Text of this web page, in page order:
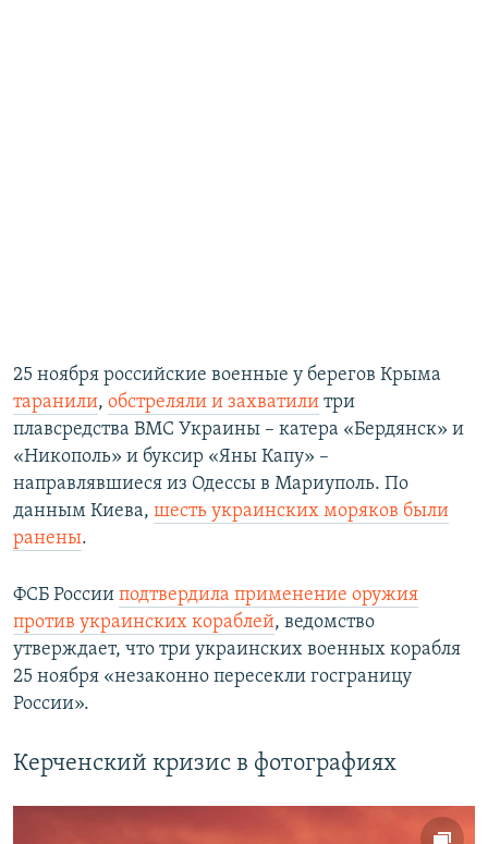
25 ноября российские военные у берегов Крыма
таранили, обстреляли и захватили три
плавсредства ВМС Украины – катера «Бердянск» и
«Никополь» и буксир «Яны Капу» –
направлявшиеся из Одессы в Мариуполь. По
данным Киева, шесть украинских моряков были
ранены.
ФСБ России подтвердила применение оружия
против украинских кораблей, ведомство
утверждает, что три украинских военных корабля
25 ноября «незаконно пересекли госграницу
России».
Керченский кризис в фотографиях